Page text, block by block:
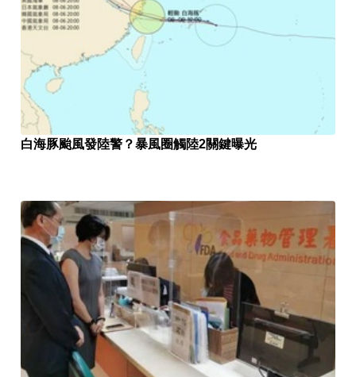
白海豚颱風發陸警？暴風圈觸陸2關鍵曝光